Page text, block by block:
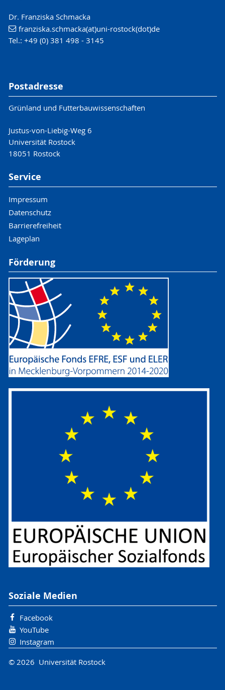
Dr. Franziska Schmacka
franziska.schmacka(at)uni-rostock(dot)de
Tel.: +49 (0) 381 498 - 3145
Postadresse
Grünland und Futterbauwissenschaften
Justus-von-Liebig-Weg 6
Universität Rostock
18051 Rostock
Service
Impressum
Datenschutz
Barrierefreiheit
Lageplan
Förderung
Soziale Medien
Facebook
YouTube
Instagram
© 2026 Universität Rostock